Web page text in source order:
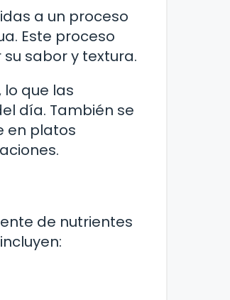
a un proceso
Este proceso
sabor y textura.
que las
día. También se
en platos
de nutrientes